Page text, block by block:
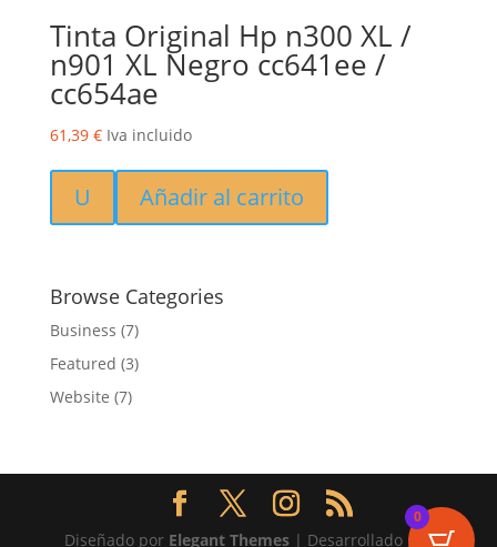
Tinta Original Hp n300 XL /
n901 XL Negro cc641ee /
cc654ae
61,39 € Iva incluido
U Añadir al carrito
Browse Categories
Business (7)
Featured (3)
Website (7)
Diseñado por Elegant Themes| Desarrollado por
0